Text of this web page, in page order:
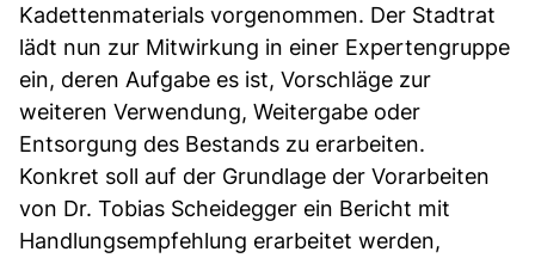
Kadettenmaterials vorgenommen. Der Stadtrat
lädt nun zur Mitwirkung in einer Expertengruppe
ein, deren Aufgabe es ist, Vorschläge zur
weiteren Verwendung, Weitergabe oder
Entsorgung des Bestands zu erarbeiten.
Konkret soll auf der Grundlage der Vorarbeiten
von Dr. Tobias Scheidegger ein Bericht mit
Handlungsempfehlung erarbeitet werden,